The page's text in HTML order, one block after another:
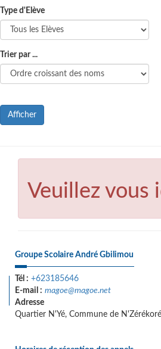
Type d'Elève
Trier par ...
Afficher
Veuillez vous
Groupe Scolaire André Gbilimou
Tél : +623185646
E-mail : magoe@magoe.net
Adresse
Quartier N'Yé, Commune de